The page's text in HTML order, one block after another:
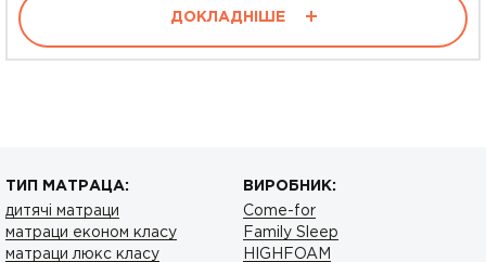
ДОКЛАДНІШЕ
ТИП МАТРАЦА:
дитячі матраци
матраци економ класу
матраци люкс класу
ВИРОБНИК:
Come-for
Family Sleep
HIGHFOAM